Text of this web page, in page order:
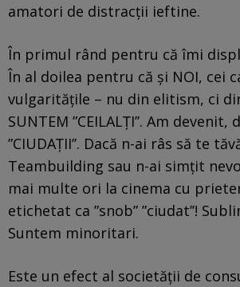
amatori de distracții ieftine.
În primul rând pentru că îmi
În al doilea pentru că și NOI, cei
vulgaritățile – nu din elitism, ci
SUNTEM ”CEILALȚI’’. Am devenit,
”CIUDAȚII’’. Dacă n-ai râs să te
Teambuilding sau n-ai simțit
mai multe ori la cinema cu
etichetat ca ”snob” ”ciudat’’!
Suntem minoritari.
Este un efect al societății de